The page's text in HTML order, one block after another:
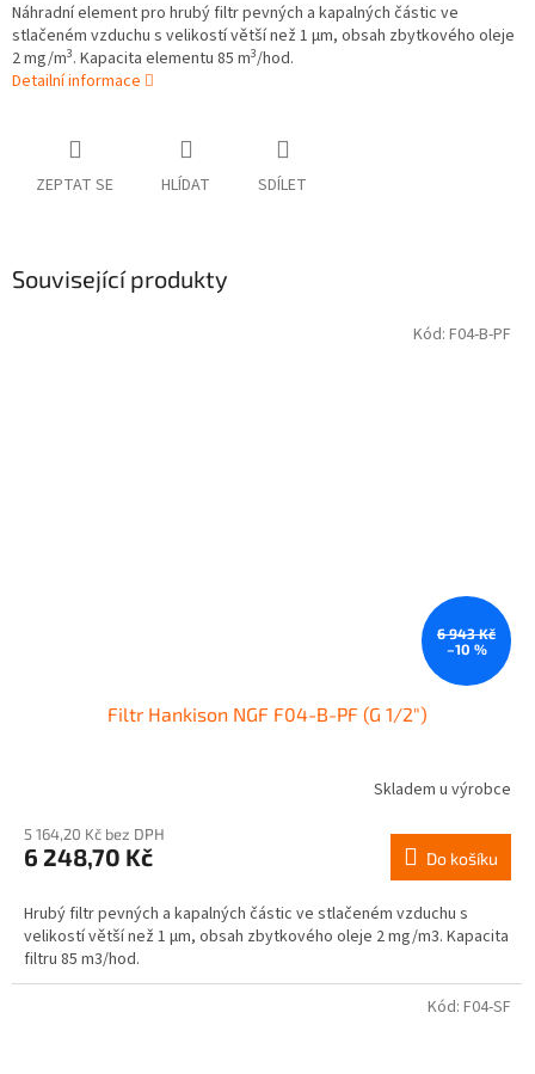
Náhradní element pro hrubý filtr pevných a kapalných částic ve
stlačeném vzduchu s velikostí větší než 1 µm, obsah zbytkového oleje
2 mg/m3. Kapacita elementu 85 m3/hod.
Detailní informace
ZEPTAT SE HLÍDAT SDÍLET
Související produkty
6 943 Kč
–10 %
Filtr Hankison NGF F04-B-PF (G 1/2")
Skladem u výrobce
5 164,20 Kč bez DPH
6 248,70 Kč Do košíku
Hrubý filtr pevných a kapalných částic ve stlačeném vzduchu s
velikostí větší než 1 µm, obsah zbytkového oleje 2 mg/m3. Kapacita
filtru 85 m3/hod.
Kód: F04-B-PF
Kód: F04-SF